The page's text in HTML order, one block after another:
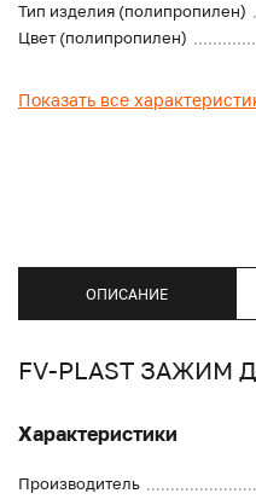
Тип изделия (полипропилен)
Цвет (полипропилен)
Показать все
ОПИСАНИЕ
FV-PLAST ЗАЖИМ
Характеристики
Производитель